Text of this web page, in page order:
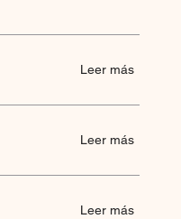
Leer más
Leer más
Leer más